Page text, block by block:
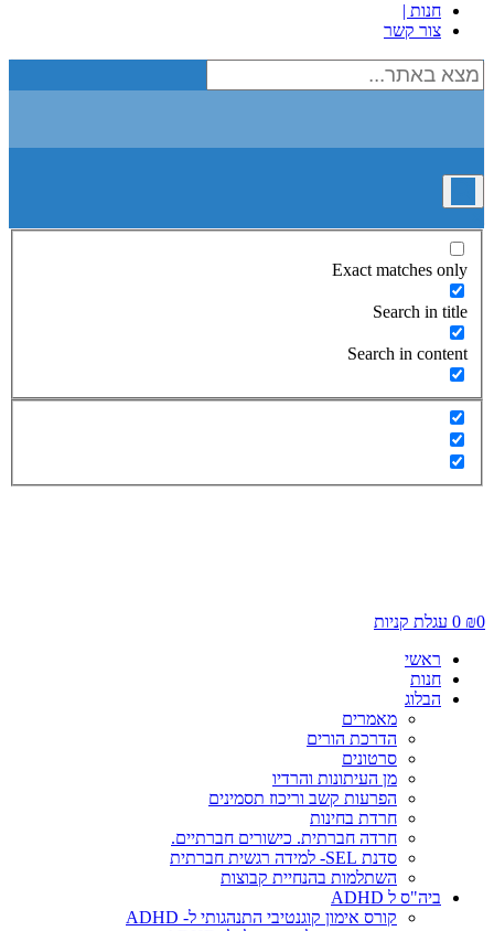
חנות |
צור קשר
Exact matches only
Search in title
Search in content
₪0
0 עגלת קניות
ראשי
חנות
הבלוג
מאמרים
הדרכת הורים
סרטונים
מן העיתונות והרדיו
הפרעות קשב וריכוז תסמינים
חרדת בחינות
חרדה חברתית. כישורים חברתיים.
סדנת SEL- למידה רגשית חברתית
השתלמות בהנחיית קבוצות
ביה"ס ל ADHD
קורס אימון קוגנטיבי התנהגותי ל- ADHD